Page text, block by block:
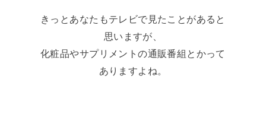
きっとあなたもテレビで見たことがあると
思いますが、
化粧品やサプリメントの通販番組とかって
ありますよね。